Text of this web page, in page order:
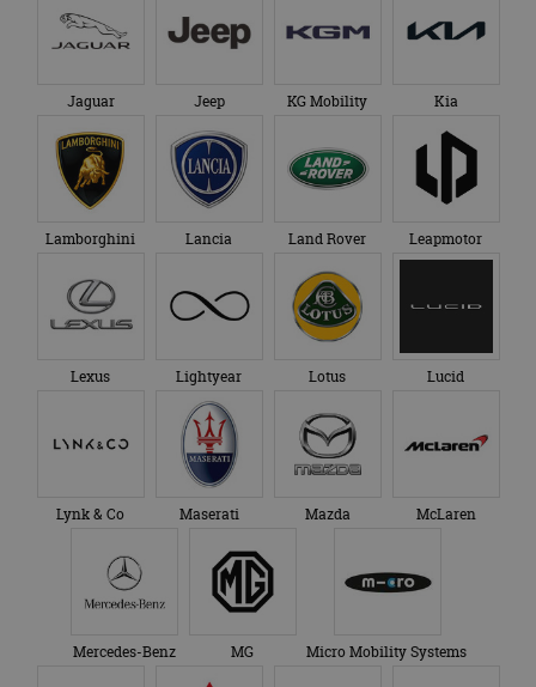
Jaguar Jeep KG Mobility Kia
Lamborghini Lancia Land Rover Leapmotor
Lexus Lightyear Lotus Lucid
Lynk & Co Maserati Mazda McLaren
Mercedes-Benz MG Micro Mobility Systems